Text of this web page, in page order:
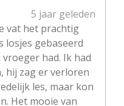
5 jaar geleden
vat het prachtig
losjes gebaseerd
had. Ik had
hij zag er verloren
les, maar kon
Het mooie van